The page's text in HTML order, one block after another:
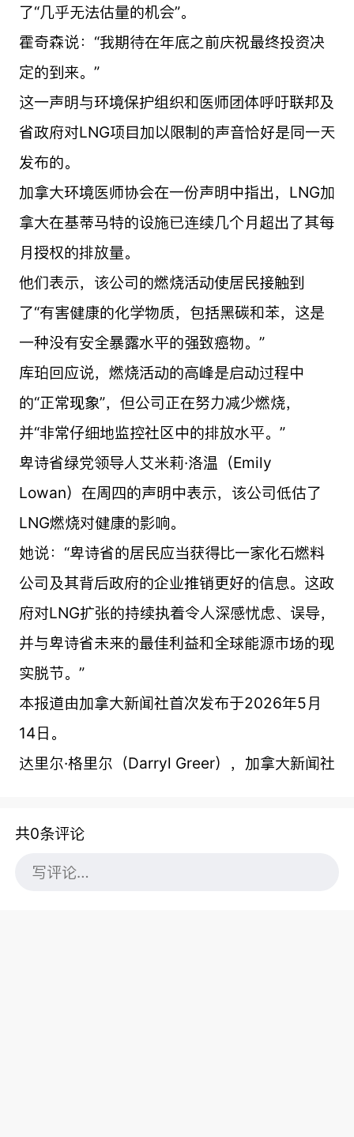
了“几乎无法估量的机会”。
霍奇森说：“我期待在年底之前庆祝最终投资决
定的到来。”
这一声明与环境保护组织和医师团体呼吁联邦及
省政府对LNG项目加以限制的声音恰好是同一天
发布的。
加拿大环境医师协会在一份声明中指出，LNG加
拿大在基蒂马特的设施已连续几个月超出了其每
月授权的排放量。
他们表示，该公司的燃烧活动使居民接触到
了“有害健康的化学物质，包括黑碳和苯，这是
一种没有安全暴露水平的强致癌物。”
库珀回应说，燃烧活动的高峰是启动过程中
的“正常现象”，但公司正在努力减少燃烧，
并“非常仔细地监控社区中的排放水平。”
卑诗省绿党领导人艾米莉·洛温（Emily
Lowan）在周四的声明中表示，该公司低估了
LNG燃烧对健康的影响。
她说：“卑诗省的居民应当获得比一家化石燃料
公司及其背后政府的企业推销更好的信息。这政
府对LNG扩张的持续执着令人深感忧虑、误导，
并与卑诗省未来的最佳利益和全球能源市场的现
实脱节。”
本报道由加拿大新闻社首次发布于2026年5月
14日。
达里尔·格里尔（Darryl Greer），加拿大新闻社
共0条评论